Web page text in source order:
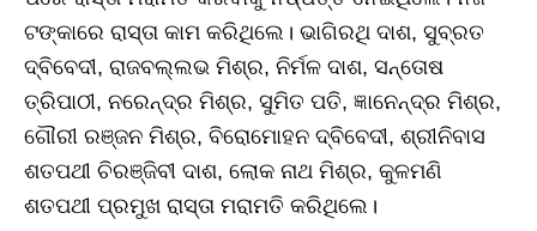
ଟଙ୍କାରେ ରାସ୍ତା କାମ କରିଥିଲେ। ଭାଗିରଥି ଦାଶ, ସୁବ୍ରତ
ଦ୍ବିବେଦୀ, ରାଜବଲ୍ଲଭ ମିଶ୍ର, ନିର୍ମଳ ଦାଶ, ସନ୍ତୋଷ
ତ୍ରିପାଠୀ, ନରେନ୍ଦ୍ର ମିଶ୍ର, ସୁମିତ ପତି, ଜ୍ଞାନେନ୍ଦ୍ର ମିଶ୍ର,
ଗୌରୀ ରଞ୍ଜନ ମିଶ୍ର, ବିରୋମୋହନ ଦ୍ବିବେଦୀ, ଶ୍ରୀନିବାସ
ଶତପଥୀ ଚିରଞ୍ଜିବୀ ଦାଶ, ଲୋକ ନାଥ ମିଶ୍ର, କୁଳମଣି
ଶତପଥୀ ପ୍ରମୁଖ ରାସ୍ତା ମରାମତି କରିଥିଲେ।